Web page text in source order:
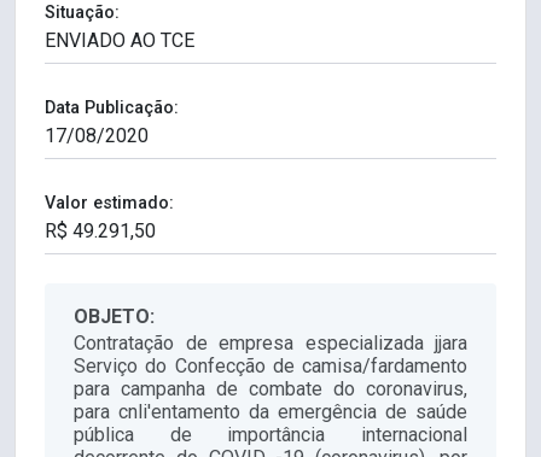
Situação:
Data Publicação:
Valor estimado:
OBJETO:
Contratação de empresa especializada jjara
Serviço do Confecção de camisa/fardamento
para campanha de combate do coronavirus,
para cnli'entamento da emergência de saúde
pública de importância internacional